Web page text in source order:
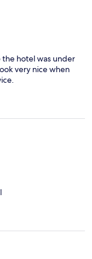
the hotel was under
very nice when